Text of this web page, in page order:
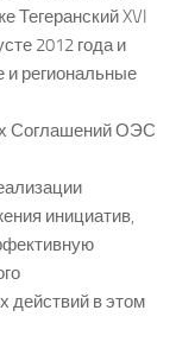
Тегеранский XVI
2012 года и
региональные
Соглашений ОЭС
инициатив,
действий в этом